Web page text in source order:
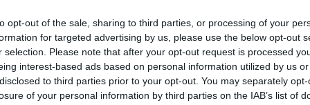
opt-out of the sale, sharing to third parties, or processing of your
for targeted advertising by us, please use the below opt-out
selection. Please note that after your opt-out request is processed
interest-based ads based on personal information utilized by us
to third parties prior to your opt-out. You may separately
of your personal information by third parties on the IAB’s list of
de alertă legată de transmitere”, s-a
8-14 iunie, conform Institutului